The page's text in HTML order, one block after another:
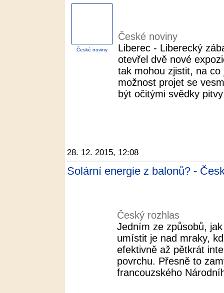
České noviny
České noviny
Liberec - Liberecký
otevřel dvě nové
tak mohou zjistit, na
možnost projet se
být očitými svědky
28. 12. 2015, 12:08
Solární energie z balonů? -
Český rozhlas
Jedním ze způsobů,
umístit je nad mraky,
efektivně až pětkrát
povrchu. Přesně to
francouzského